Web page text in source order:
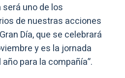
será uno de los
de nuestras acciones
Día, que se celebrará
y es la jornada
para la compañía”.